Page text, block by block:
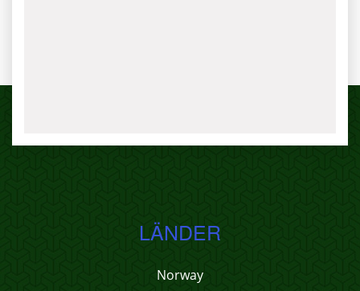
LÄNDER
Norway